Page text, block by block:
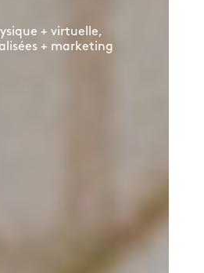
+ virtuelle,
+ marketing